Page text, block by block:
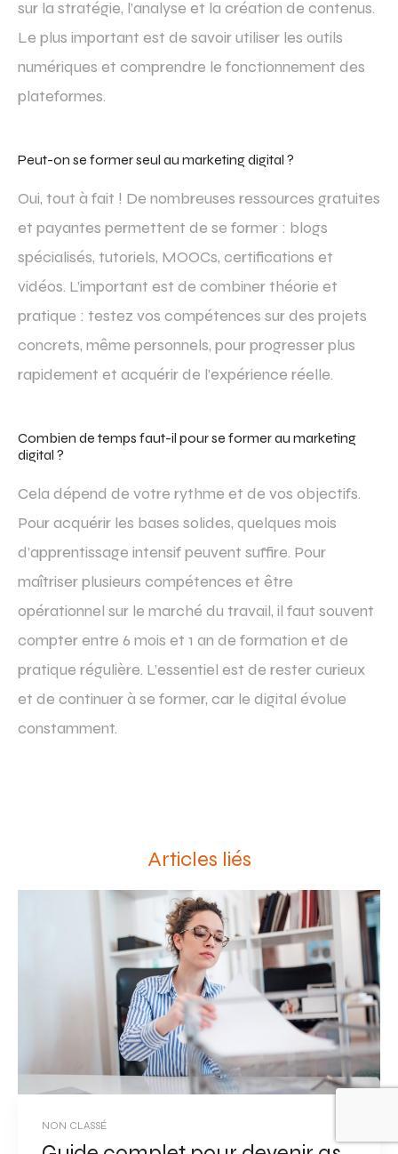
sur la stratégie, l’analyse et la création de contenus.
Le plus important est de savoir utiliser les outils
numériques et comprendre le fonctionnement des
plateformes.
Peut-on se former seul au marketing digital ?
Oui, tout à fait ! De nombreuses ressources gratuites
et payantes permettent de se former : blogs
spécialisés, tutoriels, MOOCs, certifications et
vidéos. L’important est de combiner théorie et
pratique : testez vos compétences sur des projets
concrets, même personnels, pour progresser plus
rapidement et acquérir de l’expérience réelle.
Combien de temps faut-il pour se former au marketing
digital ?
Cela dépend de votre rythme et de vos objectifs.
Pour acquérir les bases solides, quelques mois
d’apprentissage intensif peuvent suffire. Pour
maîtriser plusieurs compétences et être
opérationnel sur le marché du travail, il faut souvent
compter entre 6 mois et 1 an de formation et de
pratique régulière. L’essentiel est de rester curieux
et de continuer à se former, car le digital évolue
constamment.
Articles liés
NON CLASSÉ